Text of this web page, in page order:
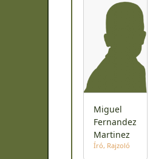
Miguel
Fernandez
Martinez
Író Rajzoló